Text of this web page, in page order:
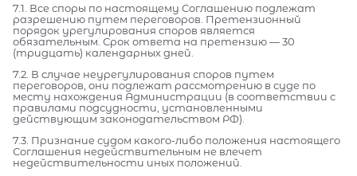
7.1. Все споры по настоящему Соглашению подлежат
разрешению путем переговоров. Претензионный
порядок урегулирования споров является
обязательным. Срок ответа на претензию — 30
(тридцать) календарных дней.
7.2. В случае неурегулирования споров путем
переговоров, они подлежат рассмотрению в суде по
месту нахождения Администрации (в соответствии с
правилами подсудности, установленными
действующим законодательством РФ).
7.3. Признание судом какого-либо положения настоящего
Соглашения недействительным не влечет
недействительности иных положений.